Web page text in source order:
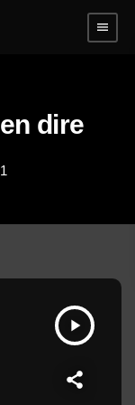
menu
dire
play_arrow